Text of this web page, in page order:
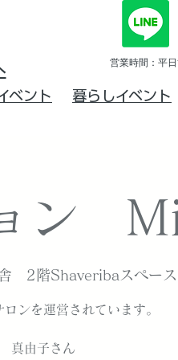
営業時間：平日
ベント 暮らしイベント
ン
2階Shaveribaスペース
ンを運営されています。
真由子さん